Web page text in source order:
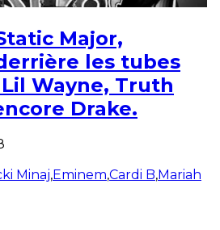
Major,
les tubes
Lil Wayne, Truth
Drake.
Minaj,Eminem,Cardi B,Mariah